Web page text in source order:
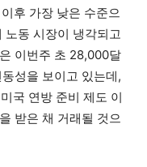
후 가장 낮은 수준으
노동 시장이 냉각되고
이번주 초 28,000달
성을 보이고 있는데,
국 연방 준비 제도 이
받은 채 거래될 것으